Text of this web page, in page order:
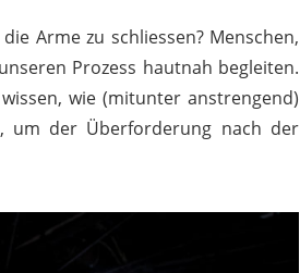
Arme zu schliessen? Menschen,
Prozess hautnah begleiten.
wie (mitunter anstrengend)
um der Überforderung nach der